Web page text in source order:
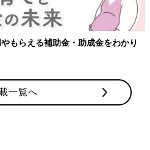
もらえる補助金・助成金をわかり
一覧へ